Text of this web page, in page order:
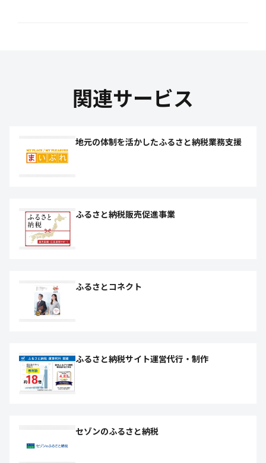
関連サービス
地元の体制を活かしたふるさと納税業務支援
ふるさと納税販売促進事業
ふるさとコネクト
ふるさと納税サイト運営代行・制作
セゾンのふるさと納税